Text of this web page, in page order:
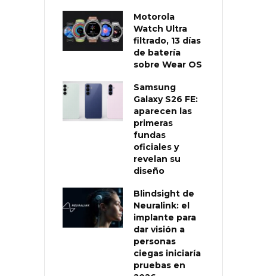
Motorola
Watch Ultra
filtrado, 13 días
de batería
sobre Wear OS
Samsung
Galaxy S26 FE:
aparecen las
primeras
fundas
oficiales y
revelan su
diseño
Blindsight de
Neuralink: el
implante para
dar visión a
personas
ciegas iniciaría
pruebas en